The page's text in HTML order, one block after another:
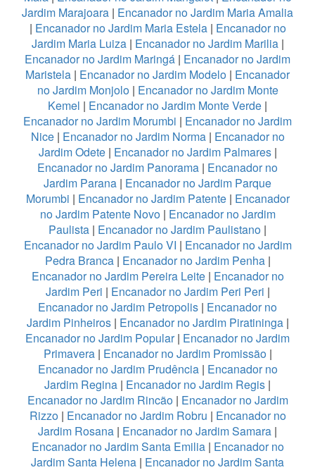
Jardim Marajoara | Encanador no Jardim Maria Amalia
| Encanador no Jardim Maria Estela| Encanador no
Jardim Maria Luiza| Encanador no Jardim Marilia|
Encanador no Jardim Maringá | Encanador no Jardim
Maristela | Encanador no Jardim Modelo | Encanador
no Jardim Monjolo| Encanador no Jardim Monte
Kemel | Encanador no Jardim Monte Verde |
Encanador no Jardim Morumbi | Encanador no Jardim
Nice| Encanador no Jardim Norma| Encanador no
Jardim Odete| Encanador no Jardim Palmares|
Encanador no Jardim Panorama | Encanador no
Jardim Parana | Encanador no Jardim Parque
Morumbi | Encanador no Jardim Patente| Encanador
no Jardim Patente Novo| Encanador no Jardim
Paulista | Encanador no Jardim Paulistano |
Encanador no Jardim Paulo VI | Encanador no Jardim
Pedra Branca| Encanador no Jardim Penha|
Encanador no Jardim Pereira Leite| Encanador no
Jardim Peri | Encanador no Jardim Peri Peri |
Encanador no Jardim Petropolis | Encanador no
Jardim Pinheiros| Encanador no Jardim Piratininga|
Encanador no Jardim Popular| Encanador no Jardim
Primavera| Encanador no Jardim Promissão|
Encanador no Jardim Prudência| Encanador no
Jardim Regina | Encanador no Jardim Regis |
Encanador no Jardim Rincão| Encanador no Jardim
Rizzo| Encanador no Jardim Robru | Encanador no
Jardim Rosana | Encanador no Jardim Samara |
Encanador no Jardim Santa Emilia| Encanador no
Jardim Santa Helena | Encanador no Jardim Santa